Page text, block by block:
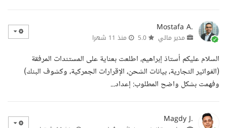
Mostafa A.
مدير مالي منذ 11 شهرا
السلام عليكم أستاذ إبراهيم، اطلعت بعناية على المستندات المرفقة
(الفواتير التجارية، بيانات الشحن، الإقرارات الجمركية، وكشوف البنك)
وفهمت بشكل واضح المطلوب: إعداد...
Magdy J.